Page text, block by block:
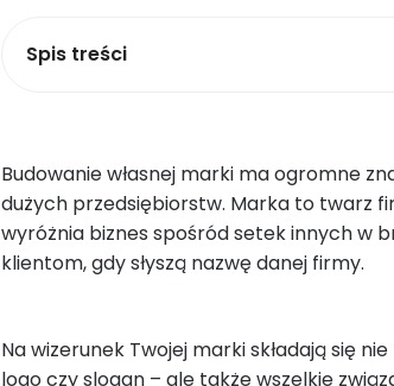
Spis treści
Budowanie własnej marki ma ogromne
dużych przedsiębiorstw. Marka to twarz
wyróżnia biznes spośród setek innych w
klientom, gdy słyszą nazwę danej firmy.
Na wizerunek Twojej marki składają się
logo czy slogan – ale także wszelkie